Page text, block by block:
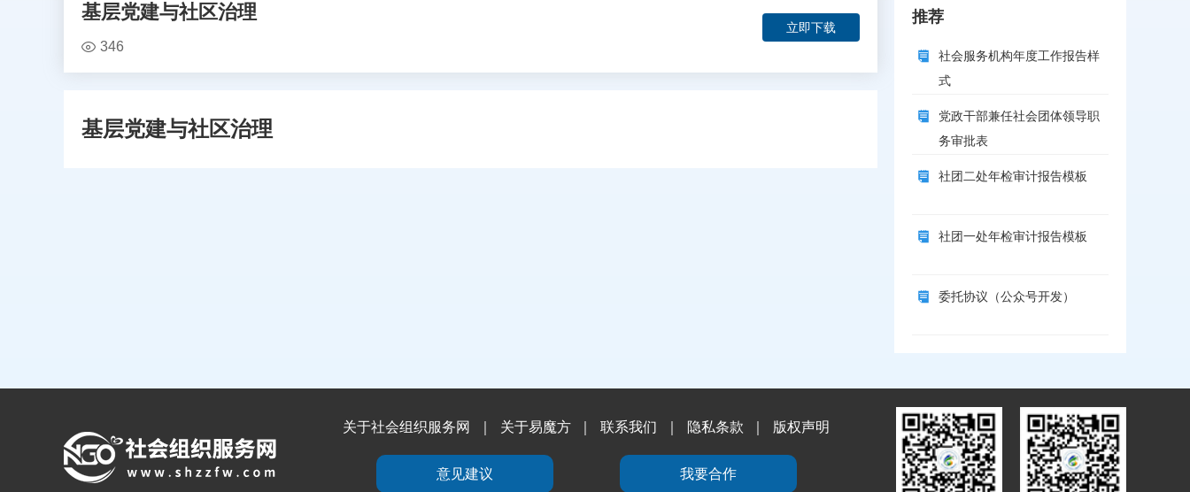
基层党建与社区治理
346
立即下载
基层党建与社区治理
推荐
社会服务机构年度工作报告样
式
党政干部兼任社会团体领导职
务审批表
社团二处年检审计报告模板
社团一处年检审计报告模板
委托协议（公众号开发）
关于社会组织服务网 关于易魔方 联系我们 隐私条款 版权声明
意见建议 我要合作